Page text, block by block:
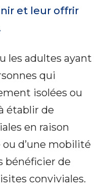
et leur offrir
les adultes ayant
qui
isolées ou
établir de
en raison
d’une mobilité
bénéficier de
conviviales.